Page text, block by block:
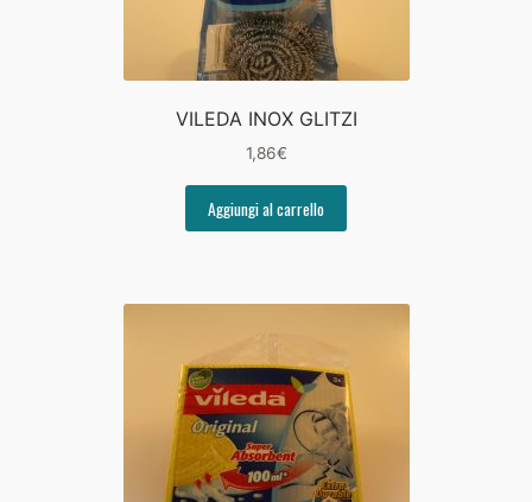
VILEDA INOX GLITZI
1,86€
Aggiungi al carrello